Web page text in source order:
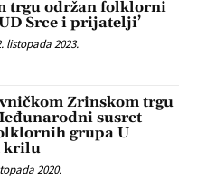
trgu održan folklorni
Srce i prijatelji’
listopada 2023.
Zrinskom trgu
susret
grupa U
krilu
2020.